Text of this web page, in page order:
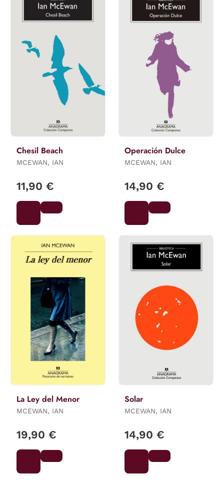
Chesil Beach
MCEWAN, IAN
11,90 €
Operación Dulce
MCEWAN, IAN
14,90 €
La Ley del Menor
MCEWAN, IAN
19,90 €
Solar
MCEWAN, IAN
14,90 €